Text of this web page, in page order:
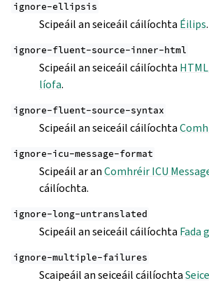
ignore-ellipsis
Scipeáil an seiceáil cáilíochta Éilips.
ignore-fluent-source-inner-html
Scipeáil an seiceáil cáilíochta
líofa.
ignore-fluent-source-syntax
Scipeáil an seiceáil cáilíochta
ignore-icu-message-format
Scipeáil ar anComhréir ICU
cáilíochta.
ignore-long-untranslated
Scipeáil an seiceáil cáilíochta Fada
ignore-multiple-failures
Scaipeáil an seiceáil cáilíochta